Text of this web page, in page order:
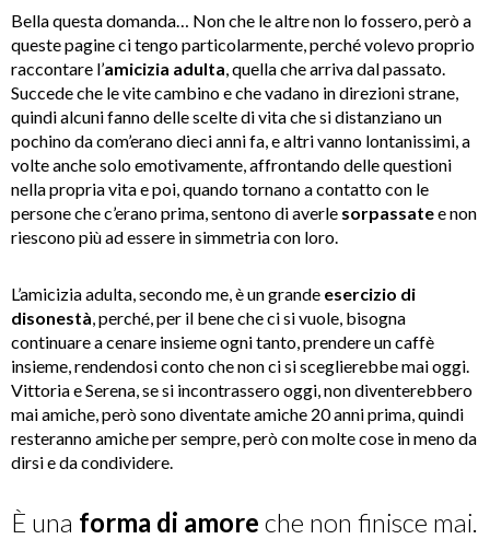
Bella questa domanda… Non che le altre non lo fossero, però a
queste pagine ci tengo particolarmente, perché volevo proprio
raccontare l’amicizia adulta , quella che arriva dal passato.
Succede che le vite cambino e che vadano in direzioni strane,
quindi alcuni fanno delle scelte di vita che si distanziano un
pochino da com’erano dieci anni fa, e altri vanno lontanissimi, a
volte anche solo emotivamente, affrontando delle questioni
nella propria vita e poi, quando tornano a contatto con le
persone che c’erano prima, sentono di averle sorpassatee non
riescono più ad essere in simmetria con loro.
L’amicizia adulta, secondo me, è un grande esercizio di
disonestà , perché, per il bene che ci si vuole, bisogna
continuare a cenare insieme ogni tanto, prendere un caffè
insieme, rendendosi conto che non ci si sceglierebbe mai oggi.
Vittoria e Serena, se si incontrassero oggi, non diventerebbero
mai amiche, però sono diventate amiche 20 anni prima, quindi
resteranno amiche per sempre, però con molte cose in meno da
dirsi e da condividere.
È una forma di amore che non finisce mai.